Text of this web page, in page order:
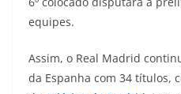
equipes.
Assim, o Real Madrid
da Espanha com 34 títulos,